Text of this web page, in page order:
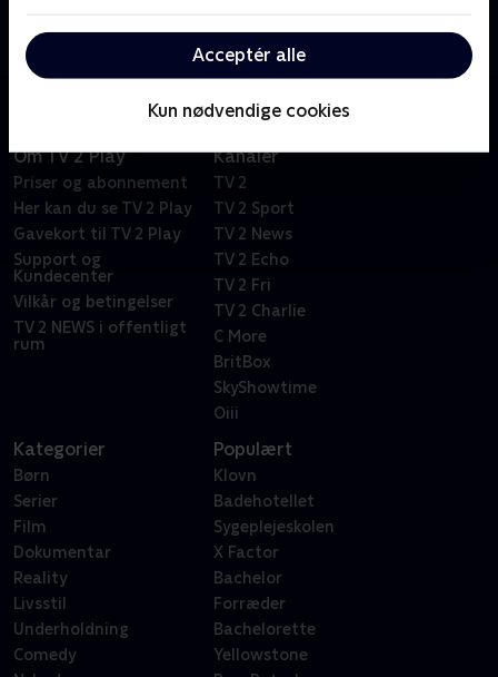
Acceptér alle
Kun nødvendige cookies
Se 19.30-nyhederne fra TV 2 Kosmopol.
Om TV 2 Play
Priser og abonnement
Her kan du se TV 2 Play
Gavekort til TV 2 Play
Support og
Kundecenter
Vilkår og betingelser
TV 2 NEWS i offentligt
rum
Kanaler
TV 2
TV 2 Sport
TV 2 News
TV 2 Echo
TV 2 Fri
TV 2 Charlie
C More
BritBox
SkyShowtime
Oiii
Kategorier
Børn
Serier
Film
Dokumentar
Reality
Livsstil
Underholdning
Comedy
Populært
Klovn
Badehotellet
Sygeplejeskolen
X Factor
Bachelor
Forræder
Bachelorette
Yellowstone